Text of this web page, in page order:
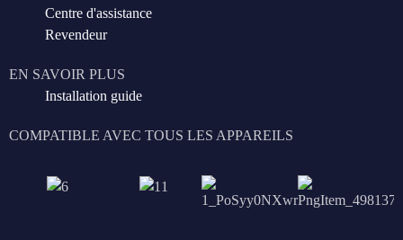
Centre d'assistance
Revendeur
EN SAVOIR PLUS
Installation guide
COMPATIBLE AVEC TOUS LES APPAREILS